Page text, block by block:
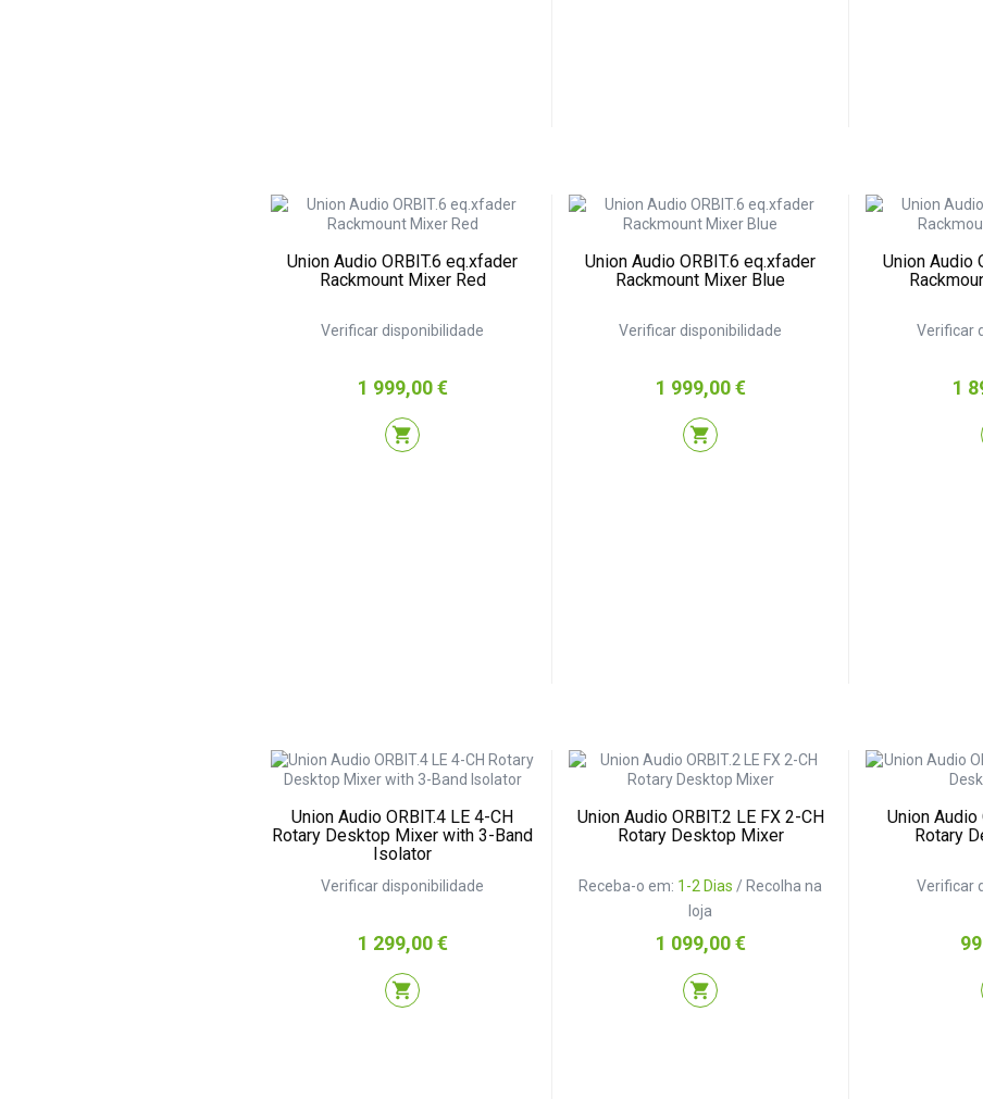
Union Audio ORBIT.6 eq.xfader
Rackmount Mixer Red
Verificar disponibilidade
Preço
1 999,00 €
shopping_cart
Union Audio ORBIT.6 eq.xfader
Rackmount Mixer Blue
Verificar disponibilidade
Preço
1 999,00 €
shopping_cart
Union Audio
Verificar
1
Union Audio ORBIT.4 LE 4-CH
Rotary Desktop Mixer with 3-Band
Isolator
Verificar disponibilidade
Preço
1 299,00 €
shopping_cart
Union Audio ORBIT.2 LE FX 2-CH
Rotary Desktop Mixer
Receba-o em: 1-2 Dias / Recolha na
loja
Preço
1 099,00 €
shopping_cart
Union Audio
Rotary
Verificar